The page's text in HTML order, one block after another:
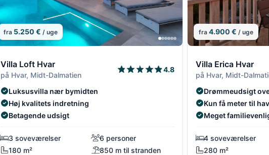
fra 5.250 € / uge
Villa Loft Hvar
på Hvar, Midt-Dalmatien
4.8
Luksusvilla nær bymidten
Høj kvalitets indretning
Betagende udsigt
3 soveværelser
6 personer
180 m²
850 m til stranden
fra4.900 € / uge
Villa Erica Hvar
på Hvar, Midt-
Drømmeudsigt
Kun få meter til
Meget
4 soveværelser
280 m²